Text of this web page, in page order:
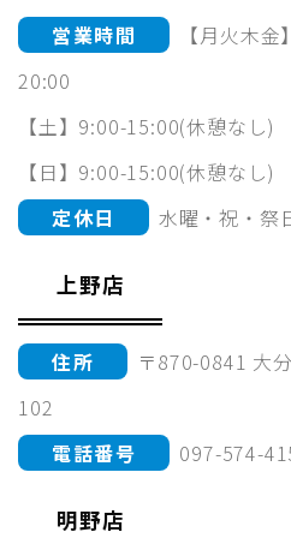
営業時間
【月火木
20:00
【土】9:00-15:00(休憩なし)
【日】9:00-15:00(休憩なし)
定休日
水曜・祝・祭
上野店
住所
〒870-0841 大
102
電話番号
097-574-
明野店